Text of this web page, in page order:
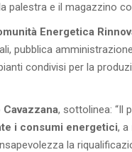
la palestra e il magazzino
Energetica
pubblica
condivisi per la
Cavazzana, sottolinea: “Il
i consumi energetici, a
la